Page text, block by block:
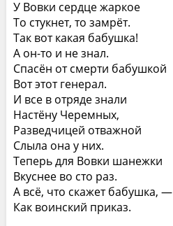
У Вовки сердце жаркое
То стукнет, то замрёт.
Так вот какая бабушка!
А он-то и не знал.
Спасён от смерти бабушкой
Вот этот генерал.
И все в отряде знали
Настёну Черемных,
Разведчицей отважной
Слыла она у них.
Теперь для Вовки шанежки
Вкуснее во сто раз.
А всё, что скажет бабушка, —
Как воинский приказ.